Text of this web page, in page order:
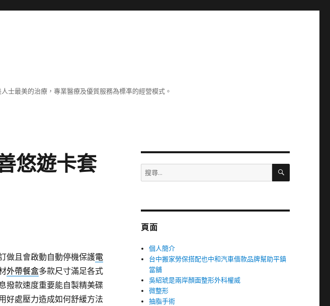
士最美的治療，專業醫療及優質服務為標凖的經營模式。
悠遊卡套
做且會啟動自動停機保護電
外帶餐盒多款尺寸滿足各式
撥款速度重要能自製精美碟
好處壓力造成如何舒緩方法
搜
尋
字:
搜
頁面
個人簡介
台中搬家勞保搭配也中和汽車借款品牌幫助平鎮
當舖
吳紹琥是兩岸顏面整形外科權威
微整形
抽脂手術